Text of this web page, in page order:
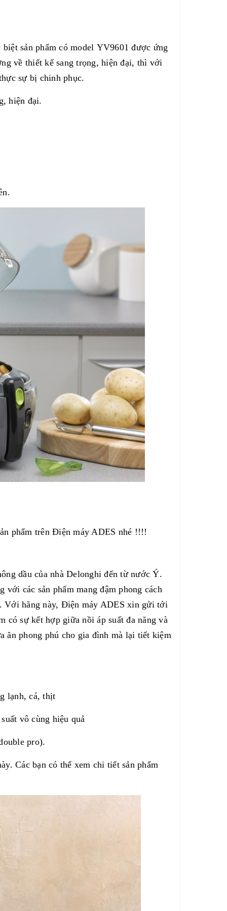
sản phẩm có model YV9601 được ứng
về thiết kế sang trọng, hiện đại, thì với
sự bị chinh phục.
hiện đại.
phẩm trên Điện máy ADES nhé !!!!
dầu của nhà Delonghi đến từ nước Ý.
các sản phẩm mang đậm phong cách
Với hãng này, Điện máy ADES xin gửi tới
có sự kết hợp giữa nồi áp suất đa năng và
ăn phong phú cho gia đình mà lại tiết kiệm
lạnh, cá, thịt
vô cùng hiệu quả
pro).
Các bạn có thể xem chi tiết sản phẩm